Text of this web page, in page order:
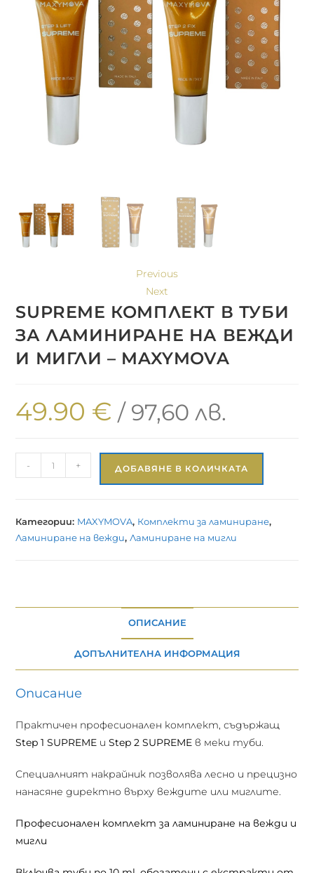
Previous
Next
SUPREME КОМПЛЕКТ В ТУБИ
ЗА ЛАМИНИРАНЕ НА ВЕЖДИ
И МИГЛИ – MAXYMOVA
49.90 € / 97,60 лв.
- + ДОБАВЯНЕ В КОЛИЧКАТА
Категории: MAXYMOVA, Комплекти за ламиниране,
Ламиниране на вежди,Ламиниране на мигли
ОПИСАНИЕ
ДОПЪЛНИТЕЛНА ИНФОРМАЦИЯ
Описание
Практичен професионален комплект, съдържащ
Step 1 SUPREME иStep 2 SUPREME в меки туби.
Специалният накрайник позволява лесно и прецизно
нанасяне директно върху веждите или миглите.
Професионален комплект за ламиниране на вежди и
мигли